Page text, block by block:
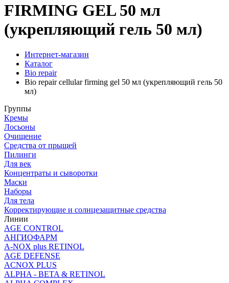
FIRMING GEL 50 мл
(укрепляющий гель 50 мл)
Интернет-магазин
Каталог
Bio repair
Bio repair cellular firming gel 50 мл (укрепляющий гель 50
мл)
Группы
Кремы
Лосьоны
Очищение
Средства от прыщей
Пилинги
Для век
Концентраты и сыворотки
Маски
Наборы
Для тела
Корректирующие и солнцезащитные средства
Линии
AGE CONTROL
АНГИОФАРМ
A-NOX plus RETINOL
AGE DEFENSE
ACNOX PLUS
ALPHA - BETA & RETINOL